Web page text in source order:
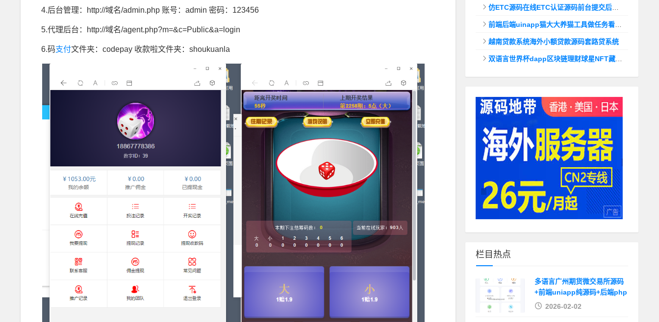
4.后台管理：http://域名/admin.php 账号：admin 密码：123456
5.代理后台：http://域名/agent.php?m=&c=Public&a=login
6.码支付文件夹：codepay 收款啦文件夹：shoukuanla
仿ETC源码在线ETC认证源码前台提交后台查询
前端后端uinapp猫大大养猫工具做任务看广告邀好友即可获得收益猫力合成游戏
越南贷款系统海外小额贷款源码套路贷系统
双语言世界杯dapp区块链理财球星NFT藏品投资带uinapp源码
栏目热点
多语言广州期货微交易所源码
+前端uniapp纯源码+后端php
2026-02-02